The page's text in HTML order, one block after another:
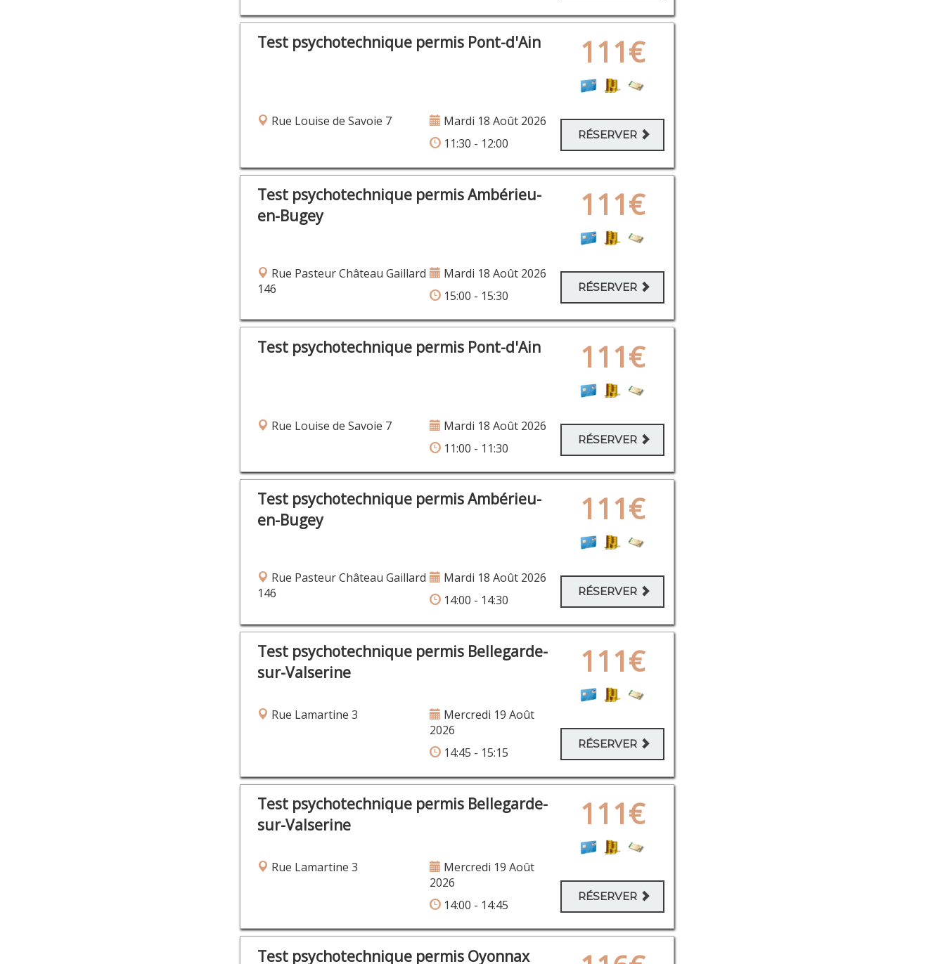
Test psychotechnique permis Pont-d'Ain
Rue Louise de Savoie 7
Mardi 18 Août 2026
11:30 - 12:00
111€
RÉSERVER
Test psychotechnique permis Ambérieu-
en-Bugey
Rue Pasteur Château Gaillard
146
Mardi 18 Août 2026
15:00 - 15:30
111€
RÉSERVER
Test psychotechnique permis Pont-d'Ain
Rue Louise de Savoie 7
Mardi 18 Août 2026
11:00 - 11:30
111€
RÉSERVER
Test psychotechnique permis Ambérieu-
en-Bugey
Rue Pasteur Château Gaillard
146
Mardi 18 Août 2026
14:00 - 14:30
111€
RÉSERVER
Test psychotechnique permis Bellegarde-
sur-Valserine
Rue Lamartine 3
Mercredi 19 Août
2026
14:45 - 15:15
111€
RÉSERVER
Test psychotechnique permis Bellegarde-
sur-Valserine
Rue Lamartine 3
Mercredi 19 Août
2026
14:00 - 14:45
111€
RÉSERVER
Test psychotechnique permis Oyonnax